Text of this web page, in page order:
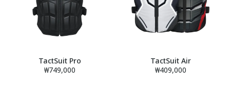
TactSuit Pro
₩749,000
TactSuit Air
₩409,000